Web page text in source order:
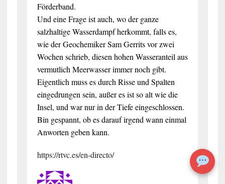
Förderband.
Und eine Frage ist auch, wo der ganze
salzhaltige Wasserdampf herkommt, falls es,
wie der Geochemiker Sam Gerrits vor zwei
Wochen schrieb, diesen hohen Wasseranteil aus
vermutlich Meerwasser immer noch gibt.
Eigentlich muss es durch Risse und Spalten
eingedrungen sein, außer es ist so alt wie die
Insel, und war nur in der Tiefe eingeschlossen.
Bin gespannt, ob es darauf irgend wann einmal
Anworten geben kann.
https://rtvc.es/en-directo/